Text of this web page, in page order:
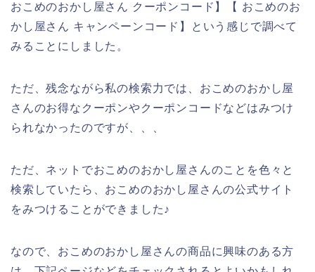
おこめのおかし屋さん クーポンコード】【 おこめのお
かし屋さん キャンペーンコード】という感じで調べて
みることにしました。
ただ、残念ながら私の検索力では、おこめのおかし屋
さんのお得なクーポンやクーポンコードなどはみつけ
られなかったのですが、、、
ただ、ネットでおこめのおかし屋さんのことを色々と
検索していたら、おこめのおかし屋さんの公式サイト
をみつけることができました♪
なので、おこめのおかし屋さんの商品に興味のある方